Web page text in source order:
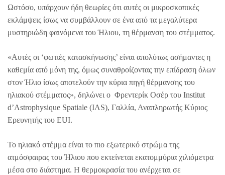
Ωστόσο, υπάρχουν ήδη θεωρίες ότι αυτές οι μικροσκοπικές
εκλάμψεις ίσως να συμβάλλουν σε ένα από τα μεγαλύτερα
μυστηριώδη φαινόμενα του Ήλιου, τη θέρμανση του στέμματος.
«Αυτές οι ‘φωτιές κατασκήνωσης’ είναι απολύτως ασήμαντες η
καθεμία από μόνη της, όμως συναθροίζοντας την επίδραση όλων
στον Ήλιο ίσως αποτελούν την κύρια πηγή θέρμανσης του
ηλιακού στέμματος», δηλώνει ο Φρεντερίκ Οσέρ του Institut
d’Astrophysique Spatiale (IAS), Γαλλία, Αναπληρωτής Κύριος
Ερευνητής του EUI.
Το ηλιακό στέμμα είναι το πιο εξωτερικό στρώμα της
ατμόσφαιρας του Ήλιου που εκτείνεται εκατομμύρια χιλιόμετρα
μέσα στο διάστημα. Η θερμοκρασία του ανέρχεται σε